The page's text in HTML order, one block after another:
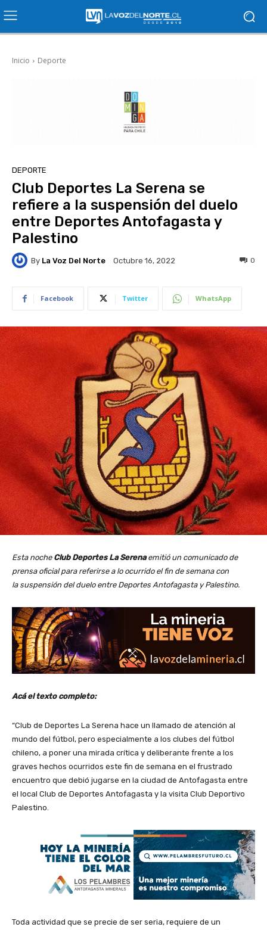
Inicio Deporte
DEPORTE
Club Deportes La Serena se
refiere a la suspensión del duelo
entre Deportes Antofagasta y
Palestino
By La Voz Del Norte Octubre 16, 2022 0
Facebook Twitter WhatsApp
Esta noche Club Deportes La Serenaemitió un comunicado de
prensa oficial para referirse a lo ocurrido el fin de semana con
la suspensión del duelo entre Deportes Antofagasta y Palestino.
Acá el texto completo:
“Club de Deportes La Serena hace un llamado de atención al
mundo del fútbol, pero especialmente a los clubes del fútbol
chileno, a poner una mirada crítica y deliberante frente a los
graves hechos ocurridos este fin de semana en el frustrado
encuentro que debió jugarse en la ciudad de Antofagasta entre
el local Club de Deportes Antofagasta y la visita Club Deportivo
Palestino.
Toda actividad que se precie de ser seria, requiere de un